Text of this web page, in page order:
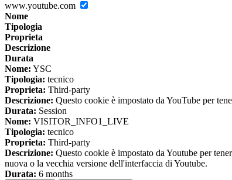
www.youtube.com
Nome
Tipologia
Proprieta
Descrizione
Durata
Nome: YSC
Tipologia: tecnico
Proprieta: Third-party
Descrizione: Questo cookie è impostato da YouTube per
Durata: Session
Nome: VISITOR_INFO1_LIVE
Tipologia: tecnico
Proprieta: Third-party
Descrizione: Questo cookie è impostato da Youtube per
nuova o la vecchia versione dell'interfaccia di Youtube.
Durata: 6 months